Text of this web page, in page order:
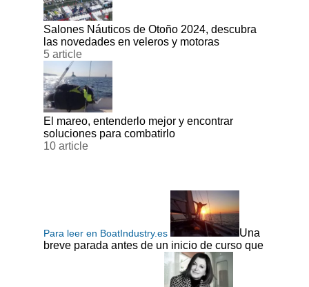
Salones Náuticos de Otoño 2024, descubra
las novedades en veleros y motoras
5 article
El mareo, entenderlo mejor y encontrar
soluciones para combatirlo
10 article
Para leer en BoatIndustry.es
Una
breve parada antes de un inicio de curso que